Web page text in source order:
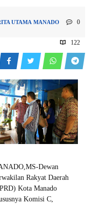
UTAMA MANADO 0
122
Dewan
Rakyat Daerah
Kota Manado
Komisi C,